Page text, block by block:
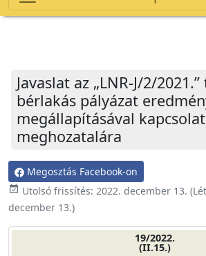
Javaslat az „LNR-J/2/
bérlakás pályázat
megállapításával
meghozatalára
Megosztás Facebook-on
event_available Utolsó frissítés: 2022. december 13.
december 13.)
19/2022.
(II.15.)